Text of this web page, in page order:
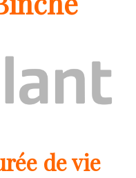
de vie